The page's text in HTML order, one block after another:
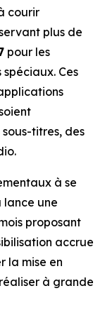
courir
plus de
pour les
Ces
titres, des
à se
lance une
proposant
accrue
la mise en
à grande